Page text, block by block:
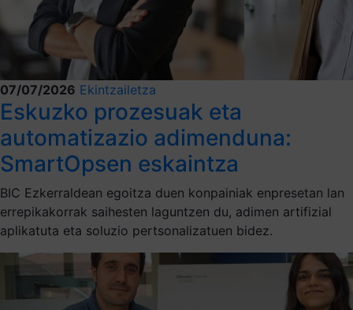
07/07/2026 Ekintzailetza
Eskuzko prozesuak eta
automatizazio adimenduna:
SmartOpsen eskaintza
BIC Ezkerraldean egoitza duen konpainiak enpresetan lan
errepikakorrak saihesten laguntzen du, adimen artifizial
aplikatuta eta soluzio pertsonalizatuen bidez.